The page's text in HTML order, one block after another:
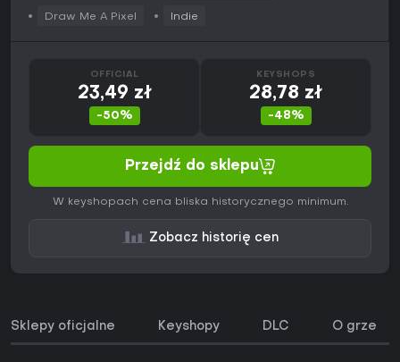
Draw Me A Pixel Indie
OFFICIAL
23,49 zł
-50%
KEYSHOPS
28,78 zł
-48%
Przejdź do sklepu
W keyshopach cena bliska historycznego minimum.
Zobacz historię cen
Sklepy oficjalne Keyshopy DLC O grze